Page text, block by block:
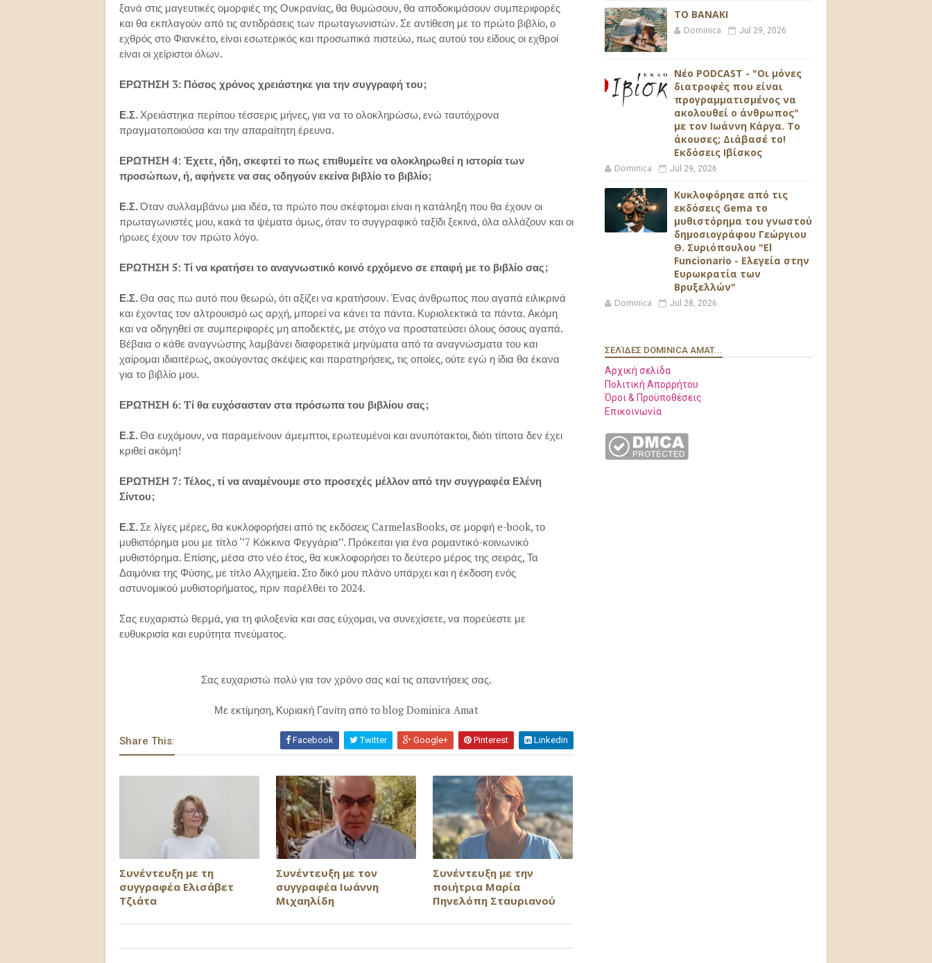
ξανά στις μαγευτικές ομορφιές της Ουκρανίας, θα θυμώσουν, θα αποδοκιμάσουν συμπεριφορές
και θα εκπλαγούν από τις αντιδράσεις των πρωταγωνιστών. Σε αντίθεση με το πρώτο βιβλίο, ο
εχθρός στο Φιανκέτο, είναι εσωτερικός και προσωπικά πιστεύω, πως αυτού του είδους οι εχθροί
είναι οι χείριστοι όλων.
ΕΡΩΤΗΣΗ 3: Πόσος χρόνος χρειάστηκε για την συγγραφή του;
Ε.Σ.Χρειάστηκα περίπου τέσσερις μήνες, για να το ολοκληρώσω, ενώ ταυτόχρονα
πραγματοποιούσα και την απαραίτητη έρευνα.
ΕΡΩΤΗΣΗ 4: Έχετε, ήδη, σκεφτεί το πως επιθυμείτε να ολοκληρωθεί η ιστορία των
προσώπων, ή, αφήνετε να σας οδηγούν εκείνα βιβλίο το βιβλίο;
Ε.Σ.Όταν συλλαμβάνω μια ιδέα, τα πρώτο που σκέφτομαι είναι η κατάληξη που θα έχουν οι
πρωταγωνιστές μου, κακά τα ψέματα όμως, όταν το συγγραφικό ταξίδι ξεκινά, όλα αλλάζουν και οι
ήρωες έχουν τον πρώτο λόγο.
ΕΡΩΤΗΣΗ 5: Τί να κρατήσει το αναγνωστικό κοινό ερχόμενο σε επαφή με το βιβλίο σας;
Ε.Σ.Θα σας πω αυτό που θεωρώ, ότι αξίζει να κρατήσουν. Ένας άνθρωπος που αγαπά ειλικρινά
και έχοντας τον αλτρουισμό ως αρχή, μπορεί να κάνει τα πάντα. Κυριολεκτικά τα πάντα. Ακόμη
και να οδηγηθεί σε συμπεριφορές μη αποδεκτές, με στόχο να προστατεύσει όλους όσους αγαπά.
Βέβαια ο κάθε αναγνώστης λαμβάνει διαφορετικά μηνύματα από τα αναγνώσματα του και
χαίρομαι ιδιαιτέρως, ακούγοντας σκέψεις και παρατηρήσεις, τις οποίες, ούτε εγώ η ίδια θα έκανα
για το βιβλίο μου.
ΕΡΩΤΗΣΗ 6: Tί θα ευχόσασταν στα πρόσωπα του βιβλίου σας;
Ε.Σ.Θα ευχόμουν, να παραμείνουν άμεμπτοι, ερωτευμένοι και ανυπότακτοι, διότι τίποτα δεν έχει
κριθεί ακόμη!
ΕΡΩΤΗΣΗ 7: Τέλος, τί να αναμένουμε στο προσεχές μέλλον από την συγγραφέα Ελένη
Σίντου;
Ε.Σ.Σε λίγες μέρες, θα κυκλοφορήσει από τις εκδόσεις CarmelasBooks, σε μορφή e-book, το
μυθιστόρημα μου με τίτλο ‘’7 Κόκκινα Φεγγάρια’’. Πρόκειται για ένα ρομαντικό-κοινωνικό
μυθιστόρημα. Επίσης, μέσα στο νέο έτος, θα κυκλοφορήσει το δεύτερο μέρος της σειράς, Τα
Δαιμόνια της Φύσης, με τίτλο Αλχημεία. Στο δικό μου πλάνο υπάρχει και η έκδοση ενός
αστυνομικού μυθιστορήματος, πριν παρέλθει το 2024.
Σας ευχαριστώ θερμά, για τη φιλοξενία και σας εύχομαι, να συνεχίσετε, να πορεύεστε με
ευθυκρισία και ευρύτητα πνεύματος.
Σας ευχαριστώ πολύ για τον χρόνο σας καί τις απαντήσεις σας.
Με εκτίμηση, Κυριακή Γανίτη από το blog Dominica Amat
Share This: Facebook Twitter Google+ Pinterest Linkedin
Συνέντευξη με τη
συγγραφέα Ελισάβετ
Τζιάτα
Συνέντευξη με τον
συγγραφέα Ιωάννη
Μιχαηλίδη
Συνέντευξη με την
ποιήτρια Μαρία
Πηνελόπη Σταυριανού
ΤΟ ΒΑΝΑΚΙ
Dominica Jul 29, 2026
Νέο PODCAST - "Οι μόνες
διατροφές που είναι
προγραμματισμένος να
ακολουθεί ο άνθρωπος"
με τον Ιωάννη Κάργα. Το
άκουσες; Διάβασέ το!
Εκδόσεις Ιβίσκος
Dominica Jul 29, 2026
Κυκλοφόρησε από τις
εκδόσεις Gema το
μυθιστόρημα του γνωστού
δημοσιογράφου Γεώργιου
Θ. Συριόπουλου "El
Funcionario - Ελεγεία στην
Ευρωκρατία των
Βρυξελλών"
Dominica Jul 28, 2026
ΣΕΛΊΔΕΣ DOMINICA AMAT...
Αρχική σελίδα
Πολιτική Απορρήτου
Όροι & Προϋποθέσεις
Επικοινωνία